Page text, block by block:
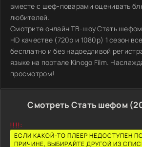
вместе с шеф-поварами оценивать
любителей.
Смотрите онлайн ТВ-шоу Стать
HD качестве (720p и 1080p) 1 сезон
бесплатно и без надоедливой
языке на портале Kinogo Film.
просмотром!
Смотреть Стать шефом
!!!!:
ЕСЛИ КАКОЙ-ТО ПЛЕЕР НЕДОСТУПЕН
ПРИЧИНЕ, ВЫБИРАЙТЕ ДРУГОЙ ИЗ